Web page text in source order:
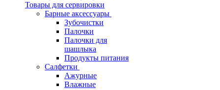
Товары для сервировки
Барные аксессуары
Зубочистки
Палочки
Палочки для
шашлыка
Продукты питания
Салфетки
Ажурные
Влажные